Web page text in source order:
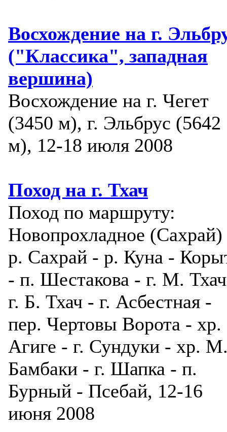
Восхождение на г.
("Классика", западная
вершина)
Восхождение на г. Чегет
(3450 м), г. Эльбрус (5642
м), 12-18 июля 2008
Поход на г. Тхач
Поход по маршруту:
Новопрохладное
р. Сахрай - р. Куна -
- п. Шестакова - г. М.
г. Б. Тхач - г. Асбестная -
пер. Чертовы Ворота - хр.
Агиге - г. Сундуки - хр.
Бамбаки - г. Шапка - п.
Бурный - Псебай, 12-16
июня 2008